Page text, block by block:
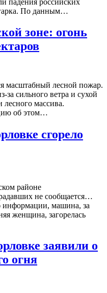
По данным…
зоне: огонь
масштабный лесной пожар.
за сильного ветра и сухой
массива.
об этом…
сгорело
районе
не сообщается…
машина, за
женщина, загорелась
заявили о
огня